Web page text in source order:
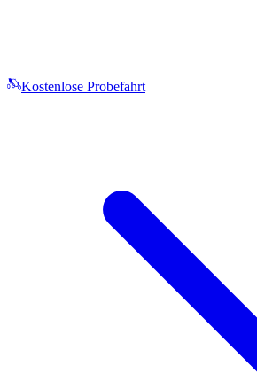
Kostenlose Probefahrt